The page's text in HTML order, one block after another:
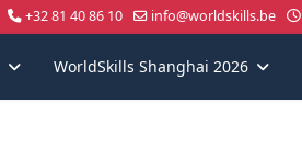
+32 81 40 86 10 info@worldskills.be
WorldSkills Shanghai 2026